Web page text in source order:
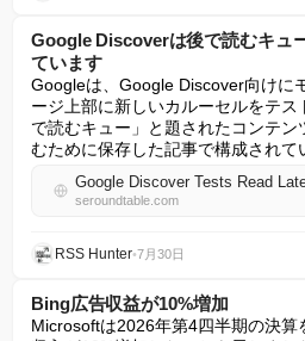
Google Discoverは後で読むキュ
ています
Googleは、Google Discover向けに
ージ上部に新しいカルーセルをテ
で読むキュー」と題されたコンテ
むために保存した記事で構成されて
seroundtable.com
RSS Hunter•7月30日
Bing広告収益が10%増加
Microsoftは2026年第4四半期の決算